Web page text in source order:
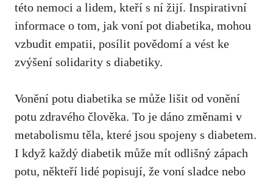
této nemoci‍ a ⁣lidem, kteří s ní žijí. Inspirativní
informace o tom, jak voní pot diabetika, mohou ​
vzbudit ⁣empatii, posílit ⁢povědomí a vést ke
zvýšení solidarity s diabetiky.
Vonění potu ⁣diabetika se může lišit od vonění⁣
potu‌ zdravého ⁢člověka. To je dáno změnami v
metabolismu těla, ⁤které​ jsou ⁢spojeny ⁣s diabetem.
I když ​každý diabetik může ‍mít⁤ odlišný zápach
potu, někteří ​lidé popisují, že voní sladce⁤ nebo